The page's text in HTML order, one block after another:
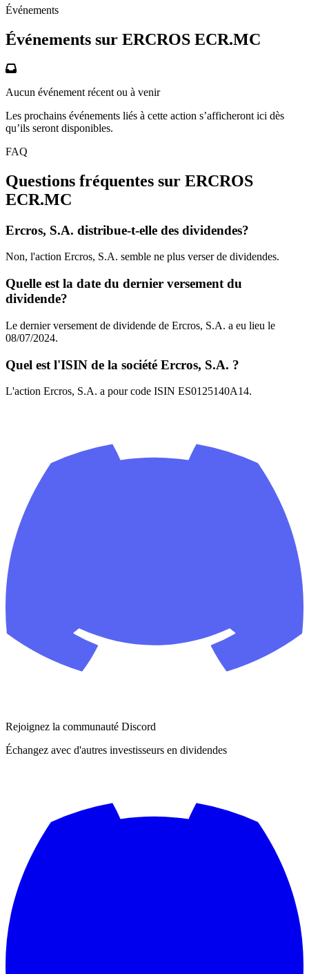
Événements
Événements sur ERCROS ECR.MC
Aucun événement récent ou à venir
Les prochains événements liés à cette action s’afficheront ici dès
qu’ils seront disponibles.
FAQ
Questions fréquentes sur ERCROS
ECR.MC
Ercros, S.A. distribue-t-elle des dividendes?
Non, l'action Ercros, S.A. semble ne plus verser de dividendes.
Quelle est la date du dernier versement du
dividende?
Le dernier versement de dividende de Ercros, S.A. a eu lieu le
08/07/2024.
Quel est l'ISIN de la société Ercros, S.A. ?
L'action Ercros, S.A. a pour code ISIN ES0125140A14.
Rejoignez la communauté Discord
Échangez avec d'autres investisseurs en dividendes